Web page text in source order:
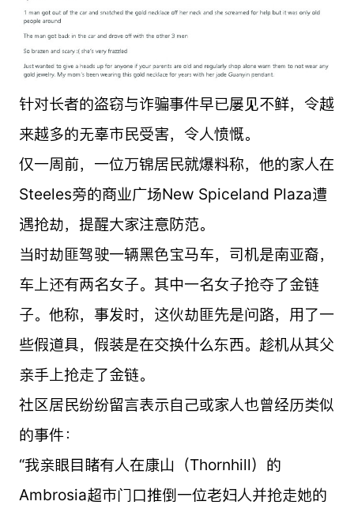
针对长者的盗窃与诈骗事件早已屡见不鲜，令越
来越多的无辜市民受害，令人愤慨。
仅一周前，一位万锦居民就爆料称，他的家人在
Steeles旁的商业广场New Spiceland Plaza遭
遇抢劫，提醒大家注意防范。
当时劫匪驾驶一辆黑色宝马车，司机是南亚裔，
车上还有两名女子。其中一名女子抢夺了金链
子。他称，事发时，这伙劫匪先是问路，用了一
些假道具，假装是在交换什么东西。趁机从其父
亲手上抢走了金链。
社区居民纷纷留言表示自己或家人也曾经历类似
的事件：
“我亲眼目睹有人在康山（Thornhill）的
Ambrosia超市门口推倒一位老妇人并抢走她的